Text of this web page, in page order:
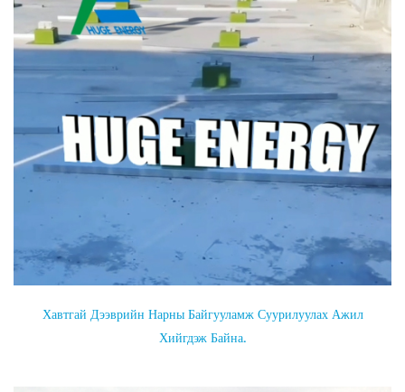
Хавтгай Дээврийн Нарны Байгууламж Суурилуулах Ажил
Хийгдэж Байна.